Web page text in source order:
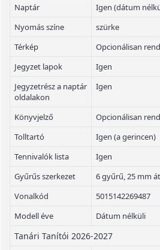
Naptár
Igen (dátum
Nyomás színe
szürke
Térkép
Opcionálisan
Jegyzet lapok
Igen
Jegyzetrész a naptár
oldalakon
Igen
Könyvjelző
Opcionálisan
Tolltartó
Igen (a gerincen)
Tennivalók lista
Igen
Gyűrűs szerkezet
6 gyűrű, 25 mm
Vonalkód
5015142269487
Modell éve
Dátum nélküli
Tanári Tanítói 2026-2027